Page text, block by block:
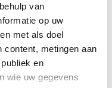
van
op uw
met als doel
content, metingen aan
en
wie uw gegevens